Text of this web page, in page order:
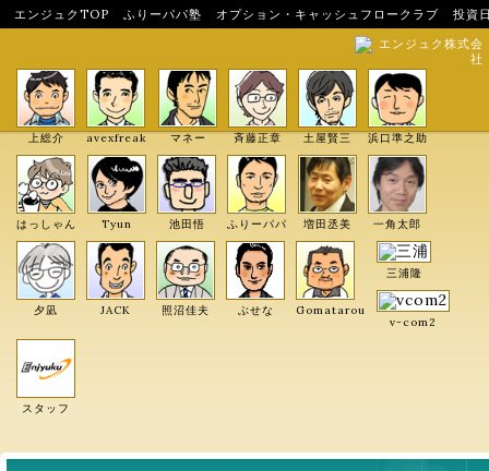
エンジュクTOP ふりーパパ塾 オプション・キャッシュフロークラブ
投資
エンジュク株式会
社
上総介 avexfreak マネー 斉藤正章 土屋賢三 浜口準之助
はっしゃん Tyun 池田悟 ふりーパパ 増田丞美 一角太郎
夕凪 JACK 照沼佳夫 ぶせな Gomatarou
三浦隆
v-com2
スタッフ